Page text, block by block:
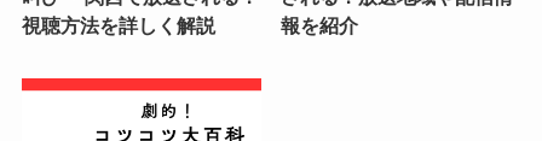
視聴方法を詳しく解説
報を紹介